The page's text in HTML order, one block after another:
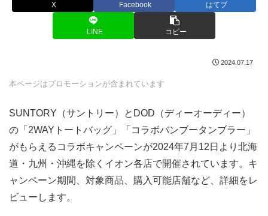
X Facebook はてブ
LINE コピー
2024.07.17
本ページはプロモーションが含まれています
SUNTORY（サントリー）とDOD（ディーオーディー）
の「2WAYトートバッグ」「コラボバンブータンブラー」
がもらえるコラボキャンペーンが2024年7月12日より北海
道・九州・沖縄を除くイオン各店で開催されています。キ
ャンペーン期間、対象商品、購入可能店舗など、詳細をレ
ビューします。